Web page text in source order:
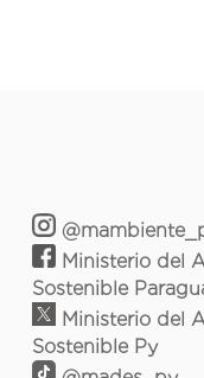
Ministerio del
Sostenible
Ministerio del
Sostenible Py